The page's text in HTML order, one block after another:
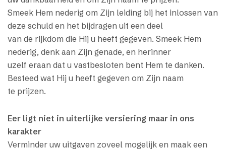
Smeek Hem nederig om Zijn leiding bij het inlossen van
deze schuld en het bijdragen uit een deel
van de rijkdom die Hij u heeft gegeven. Smeek Hem
nederig, denk aan Zijn genade, en herinner
uzelf eraan dat u vastbesloten bent Hem te danken.
Besteed wat Hij u heeft gegeven om Zijn naam
te prijzen.
Eer ligt niet in uiterlijke versiering maar in ons
karakter
Verminder uw uitgaven zoveel mogelijk en maak een